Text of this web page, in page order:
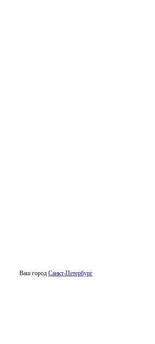
Ваш город Санкт-Петербург